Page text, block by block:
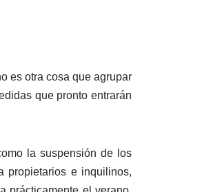
es otra cosa que agrupar
que pronto entrarán
la suspensión de los
propietarios e inquilinos,